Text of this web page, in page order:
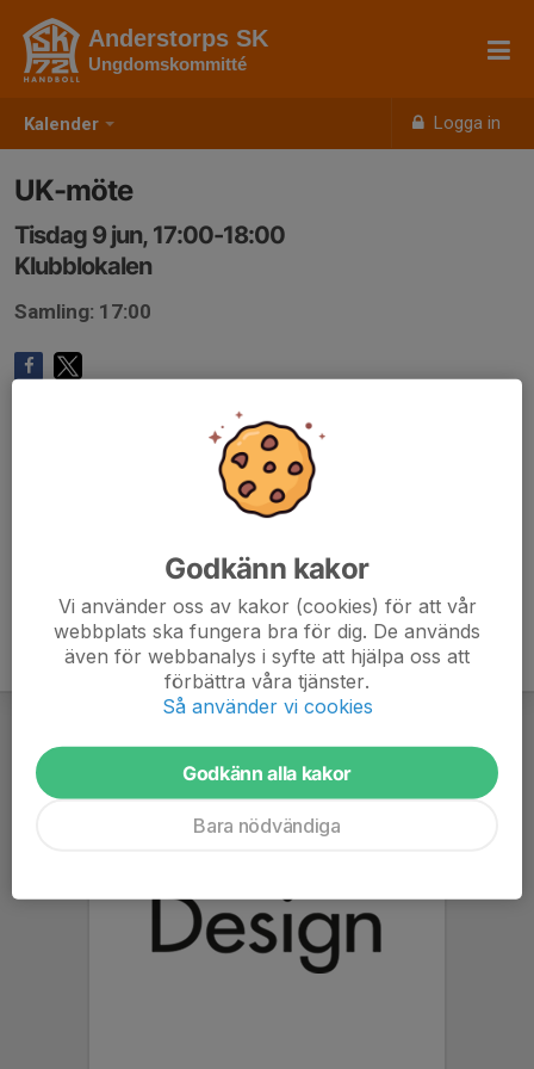
Kalender Logga in
Anderstorps SK
Ungdomskommitté
UK-möte
Tisdag 9 jun, 17:00-18:00
Klubblokalen
Samling: 17:00
Godkänn kakor
Vi använder oss av kakor (cookies) för att vår
webbplats ska fungera bra för dig. De används
även för webbanalys i syfte att hjälpa oss att
förbättra våra tjänster.
Så använder vi cookies
Godkänn alla kakor
Bara nödvändiga